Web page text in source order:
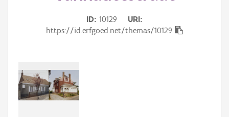
Persoon of collectief
ID 10129
URI
https://id.erfgoed.net/themas/10129